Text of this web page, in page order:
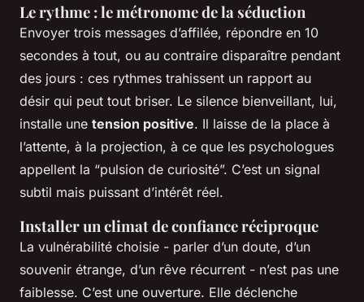
Le rythme : le métronome de la séduction
Envoyer trois messages d’affilée, répondre en 10
secondes à tout, ou au contraire disparaître pendant
des jours : ces rythmes trahissent un rapport au
désir qui peut tout briser. Le silence bienveillant, lui,
installe une tension positive. Il laisse de la place à
l’attente, à la projection, à ce que les psychologues
appellent la “pulsion de curiosité”. C’est un signal
subtil mais puissant d’intérêt réel.
Installer un climat de confiance réciproque
La vulnérabilité choisie - parler d’un doute, d’un
souvenir étrange, d’un rêve récurrent - n’est pas une
faiblesse. C’est une ouverture. Elle déclenche